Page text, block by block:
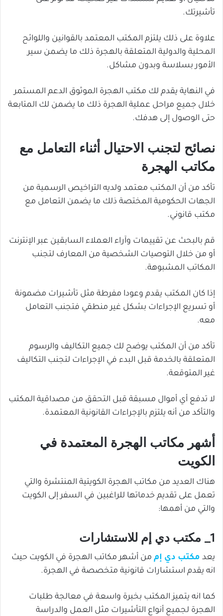
تأشيرتك.
علاوة على ذلك يلتزم المكتب المعتمد بالقوانين واللوائح
المحلية والدولية المتعلقة بالهجرة ذلك ما يضمن سير
الأمور بسلاسة وبدون مشاكل.
في النهاية يقدم لك مكتب الهجرة الموثوق الدعم المستمر
خلال جميع مراحل عملية الهجرة ذلك ما يضمن لك المتابعة
حتى الوصول إلى هدفك.
نصائح لتجنب الاحتيال أثناء التعامل مع
مكاتب الهجرة
تأكد من أن المكتب معتمد ولديه التراخيص الرسمية من
الجهات الحكومية المختصة ذلك ما يضمن التعامل مع
مكتب قانوني.
قم بالبحث عن تقييمات وآراء العملاء السابقين عبر الإنترنت
أو من خلال التوصيات الشخصية من المعارف لتجنب
المكاتب المشبوهة.
إذا كان المكتب يقدم وعودا مفرطة مثل تأشيرات مضمونة
أو تسريع الإجراءات بشكل غير منطقي فتجنب التعامل
معه.
تأكد من أن المكتب يوضح لك جميع التكاليف والرسوم
المتعلقة بالخدمة قبل البدء في الإجراءات لتجنب التكاليف
غير المتوقعة.
لا تدفع أي أموال مسبقة قبل التحقق من مصداقية المكتب
والتأكد من أنه يلتزم بالإجراءات القانونية المعتمدة.
أشهر مكاتب الهجرة المعتمدة في
الكويت
هناك العديد من مكاتب الهجرة الكويتية المنتشرة والتي
تعمل على تقديم خدماتها للراغبين في السفر إلى الكويت
والتي من أهمها:
1_ مكتب دي إم للاستشارات
يعد مكتب دي إم من أشهر مكاتب الهجرة في الكويت حيث
انه يقدم استشارات قانونية متخصصة في الهجرة.
كما انه يتميز المكتب بخبرة واسعة في معالجة طلبات
الهجرة لجميع أنواع التأشيرات مثل العمل والدراسة